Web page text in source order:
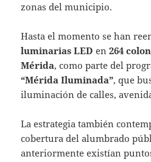
zonas del municipio.
Hasta el momento se han
luminarias LED en264
Mérida, como parte del
“Mérida Iluminada”, que
iluminación de calles,
La estrategia también
cobertura del alumbrado
anteriormente existían